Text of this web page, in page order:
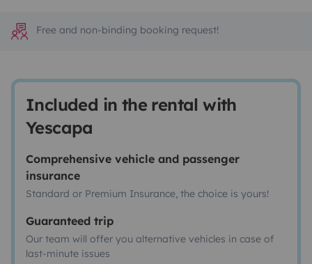
Free and non-binding booking request!
Included in the rental with
Yescapa
Comprehensive vehicle and passenger
insurance
Standard or Premium Insurance, the choice is yours!
Guaranteed trip
Our team will offer you alternative vehicles in case of
last-minute issues